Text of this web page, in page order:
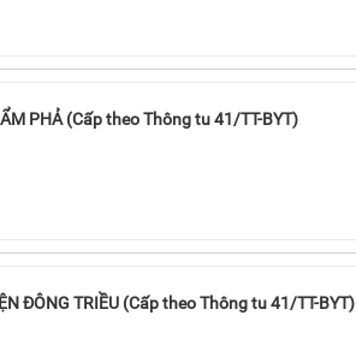
PHẢ (Cấp theo Thông tu 41/TT-BYT)
ĐÔNG TRIỀU (Cấp theo Thông tu 41/TT-BYT)